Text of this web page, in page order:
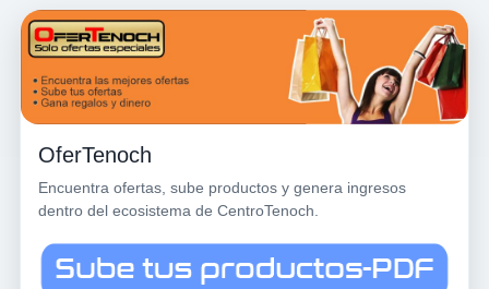
OferTenoch
Encuentra ofertas, sube productos y genera ingresos
dentro del ecosistema de CentroTenoch.